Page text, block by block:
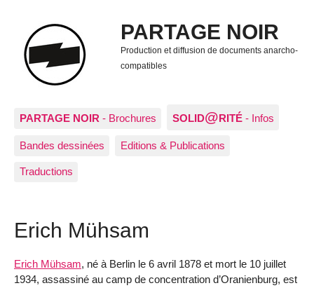
PARTAGE NOIR
Production et diffusion de documents anarcho-
compatibles
PARTAGE NOIR - Brochures SOLID@RITÉ - Infos
Bandes dessinées Editions & Publications
Traductions
Erich Mühsam
Erich Mühsam, né à Berlin le 6 avril 1878 et mort le 10 juillet
1934, assassiné au camp de concentration d’Oranienburg, est